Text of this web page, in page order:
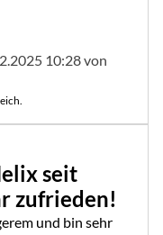
10:28 von
seit
zufrieden!
und bin sehr